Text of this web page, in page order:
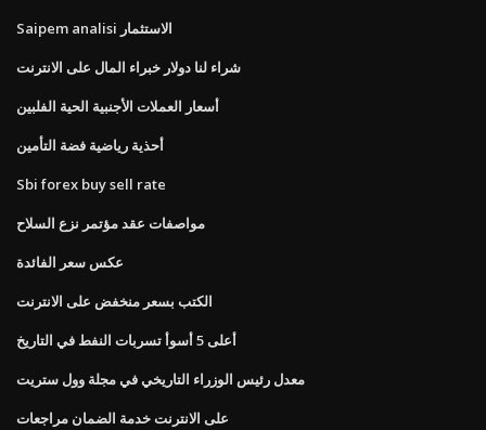
Saipem analisi الاستثمار
شراء لنا دولار خبراء المال على الانترنت
أسعار العملات الأجنبية الحية الفلبين
أحذية رياضية فضة التأمين
Sbi forex buy sell rate
مواصفات عقد مؤتمر نزع السلاح
عكس سعر الفائدة
الكتب بسعر منخفض على الانترنت
أعلى 5 أسوأ تسربات النفط في التاريخ
معدل رئيس الوزراء التاريخي في مجلة وول ستريت
على الانترنت خدمة الضمان مراجعات